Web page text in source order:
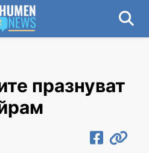
празнуват